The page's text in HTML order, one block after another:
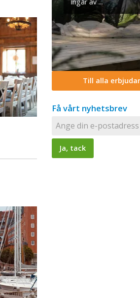
Till alla
Få vårt nyhetsbrev